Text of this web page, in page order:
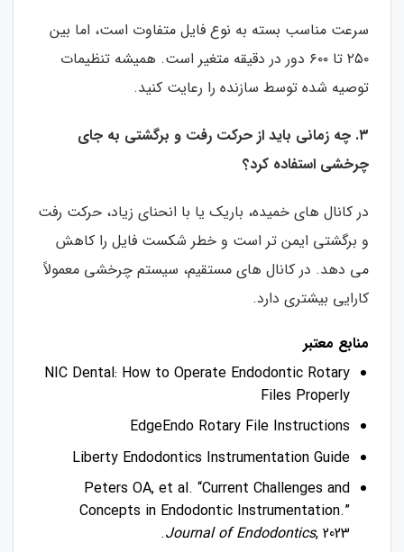
سرعت مناسب بسته به نوع فایل متفاوت است، اما بین
۲۵۰ تا ۶۰۰ دور در دقیقه متغیر است. همیشه تنظیمات
توصیه شده توسط سازنده را رعایت کنید.
۳. چه زمانی باید از حرکت رفت و برگشتی به جای
چرخشی استفاده کرد؟
در کانال های خمیده، باریک یا با انحنای زیاد، حرکت رفت
و برگشتی ایمن تر است و خطر شکست فایل را کاهش
می دهد. در کانال های مستقیم، سیستم چرخشی معمولاً
کارایی بیشتری دارد.
منابع معتبر
NIC Dental: How to Operate Endodontic Rotary
Files Properly
EdgeEndo Rotary File Instructions
Liberty Endodontics Instrumentation Guide
Peters OA, et al. “Current Challenges and
Concepts in Endodontic Instrumentation.”
Journal of Endodontics, 2023.